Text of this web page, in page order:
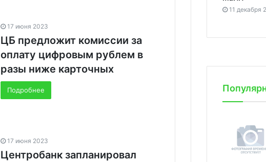
17 июня 2023
ЦБ предложит комиссии за
оплату цифровым рублем в
разы ниже карточных
Подробнее
17 июня 2023
Центробанк запланировал
11 декабря